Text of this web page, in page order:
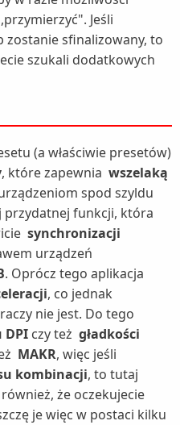
Jeśli
sfinalizowany, to
szukali dodatkowych
(a właściwie presetów)
, które zapewnia wszelaką
spod szyldu
przydatnej funkcji, która
synchronizacji
urządzeń
. Oprócz tego aplikacja
, co jednak
nie jest. Do tego
DPI czy też gładkości
MAKR, więc jeśli
kombinacji, to tutaj
że oczekujecie
je więc w postaci kilku